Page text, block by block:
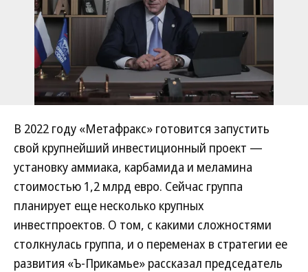
В 2022 году «Метафракс» готовится запустить
свой крупнейший инвестиционный проект —
установку аммиака, карбамида и меламина
стоимостью 1,2 млрд евро. Сейчас группа
планирует еще несколько крупных
инвестпроектов. О том, с какими сложностями
столкнулась группа, и о переменах в стратегии ее
развития «Ъ-Прикамье» рассказал председатель